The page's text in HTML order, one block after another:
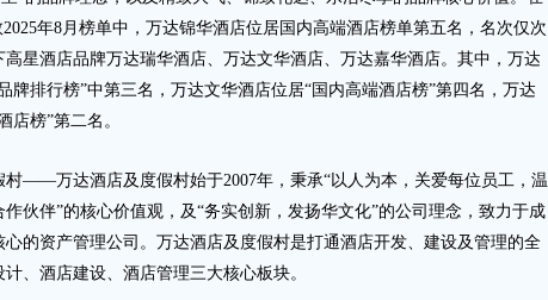
年8月榜单中，万达锦华酒店位居国内高端酒店榜单第五名，名次仅次
星酒店品牌万达瑞华酒店、万达文华酒店、万达嘉华酒店。其中，万达
牌排行榜”中第三名，万达文华酒店位居“国内高端酒店榜”第四名，万达
店榜”第二名。
万达酒店及度假村始于2007年，秉承“以人为本，关爱每位员工，温
伙伴”的核心价值观，及“务实创新，发扬华文化”的公司理念，致力于成
的资产管理公司。万达酒店及度假村是打通酒店开发、建设及管理的全
、酒店建设、酒店管理三大核心板块。